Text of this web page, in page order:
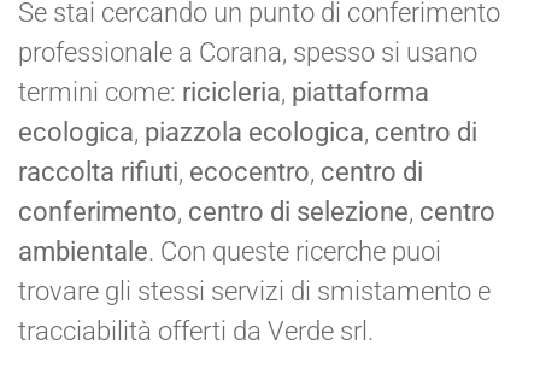
Se stai cercando un punto di conferimento
professionale a Corana, spesso si usano
termini come: ricicleria, piattaforma
ecologica, piazzola ecologica, centro di
raccolta rifiuti, ecocentro, centro di
conferimento, centro di selezione, centro
ambientale. Con queste ricerche puoi
trovare gli stessi servizi di smistamento e
tracciabilità offerti da Verde srl.